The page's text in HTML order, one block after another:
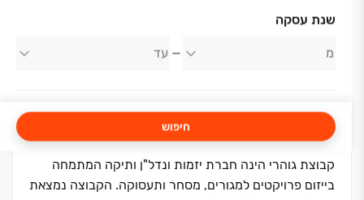
שנת עסקה
חיפוש
אודות החברה
גוהרי יוסי השקעות בע"מ
קבוצת גוהרי הינה חברת יזמות ונדל"ן ותיקה המתמחה
בייזום פרויקטים למגורים, מסחר ותעסוקה. הקבוצה נמצאת